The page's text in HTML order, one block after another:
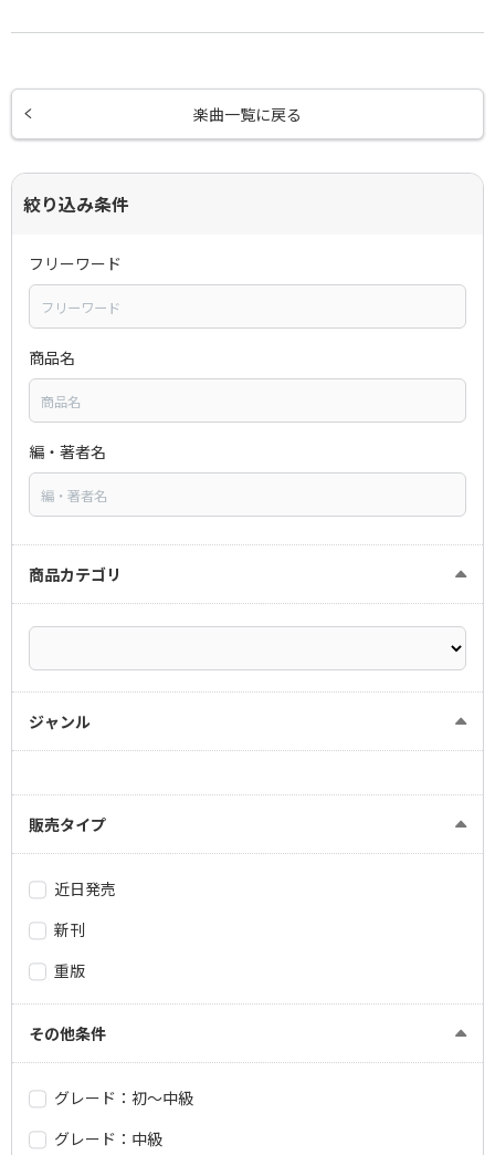
楽曲一覧に戻る
絞り込み条件
フリーワード
商品名
編・著者名
商品カテゴリ
ジャンル
販売タイプ
近日発売
新刊
重版
その他条件
グレード：初～中級
グレード：中級